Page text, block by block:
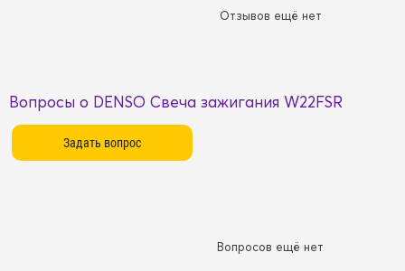
Отзывов ещё нет
Вопросы о DENSO Свеча зажигания W22FSR
Вопросов ещё нет